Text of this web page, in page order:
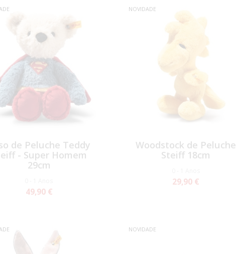
de Peluche Teddy
- Super Homem
29cm
49,90 €
NOVIDADE
Woodstock de Peluche
Steiff 18cm
29,90 €
NOVIDADE